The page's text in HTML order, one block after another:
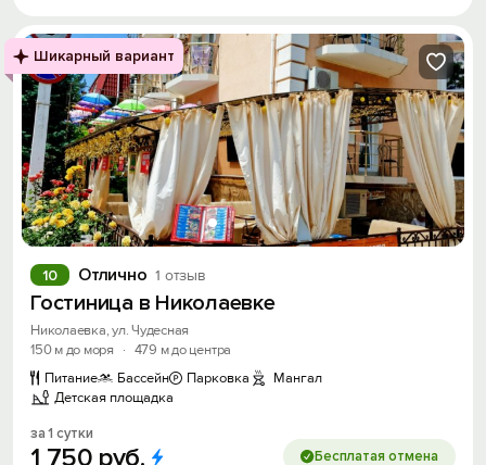
Шикарный вариант
Отлично 1 отзыв
10
Гостиница в Николаевке
Николаевка, ул. Чудесная
150 м до моря
· 479 м до центра
Питание
Бассейн Парковка
Мангал
Детская площадка
за 1 сутки
1 750 руб. Бесплатая отмена